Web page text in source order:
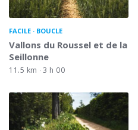
FACILE BOUCLE
Vallons du Roussel et de la
Seillonne
11.5 km 3 h 00